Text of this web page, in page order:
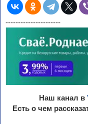
----------------------
Наш канал в
Есть о чем